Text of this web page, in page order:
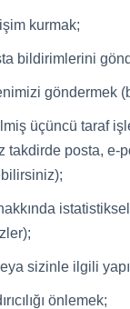
kurmak;
bildirimlerini
göndermek
üçüncü taraf
posta,
hakkında
sizinle ilgili
önlemek;